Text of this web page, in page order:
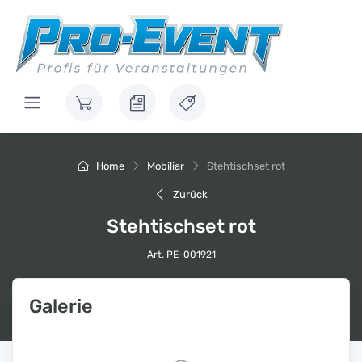
Home Mobiliar Stehtischset rot
Zurück
Stehtischset rot
Art. PE-001921
Galerie